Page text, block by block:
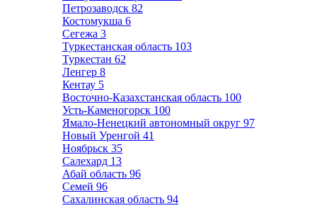
Петрозаводск 82
Костомукша 6
Сегежа 3
Туркестанская область 103
Туркестан 62
Ленгер 8
Кентау 5
Восточно-Казахстанская область 100
Усть-Каменогорск 100
Ямало-Ненецкий автономный округ 97
Новый Уренгой 41
Ноябрьск 35
Салехард 13
Абай область 96
Семей 96
Сахалинская область 94